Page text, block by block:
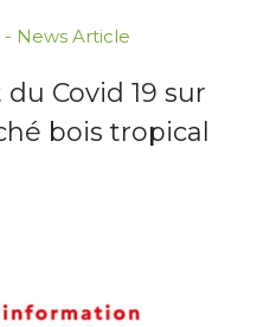
- News Article
Covid 19 sur
bois tropical